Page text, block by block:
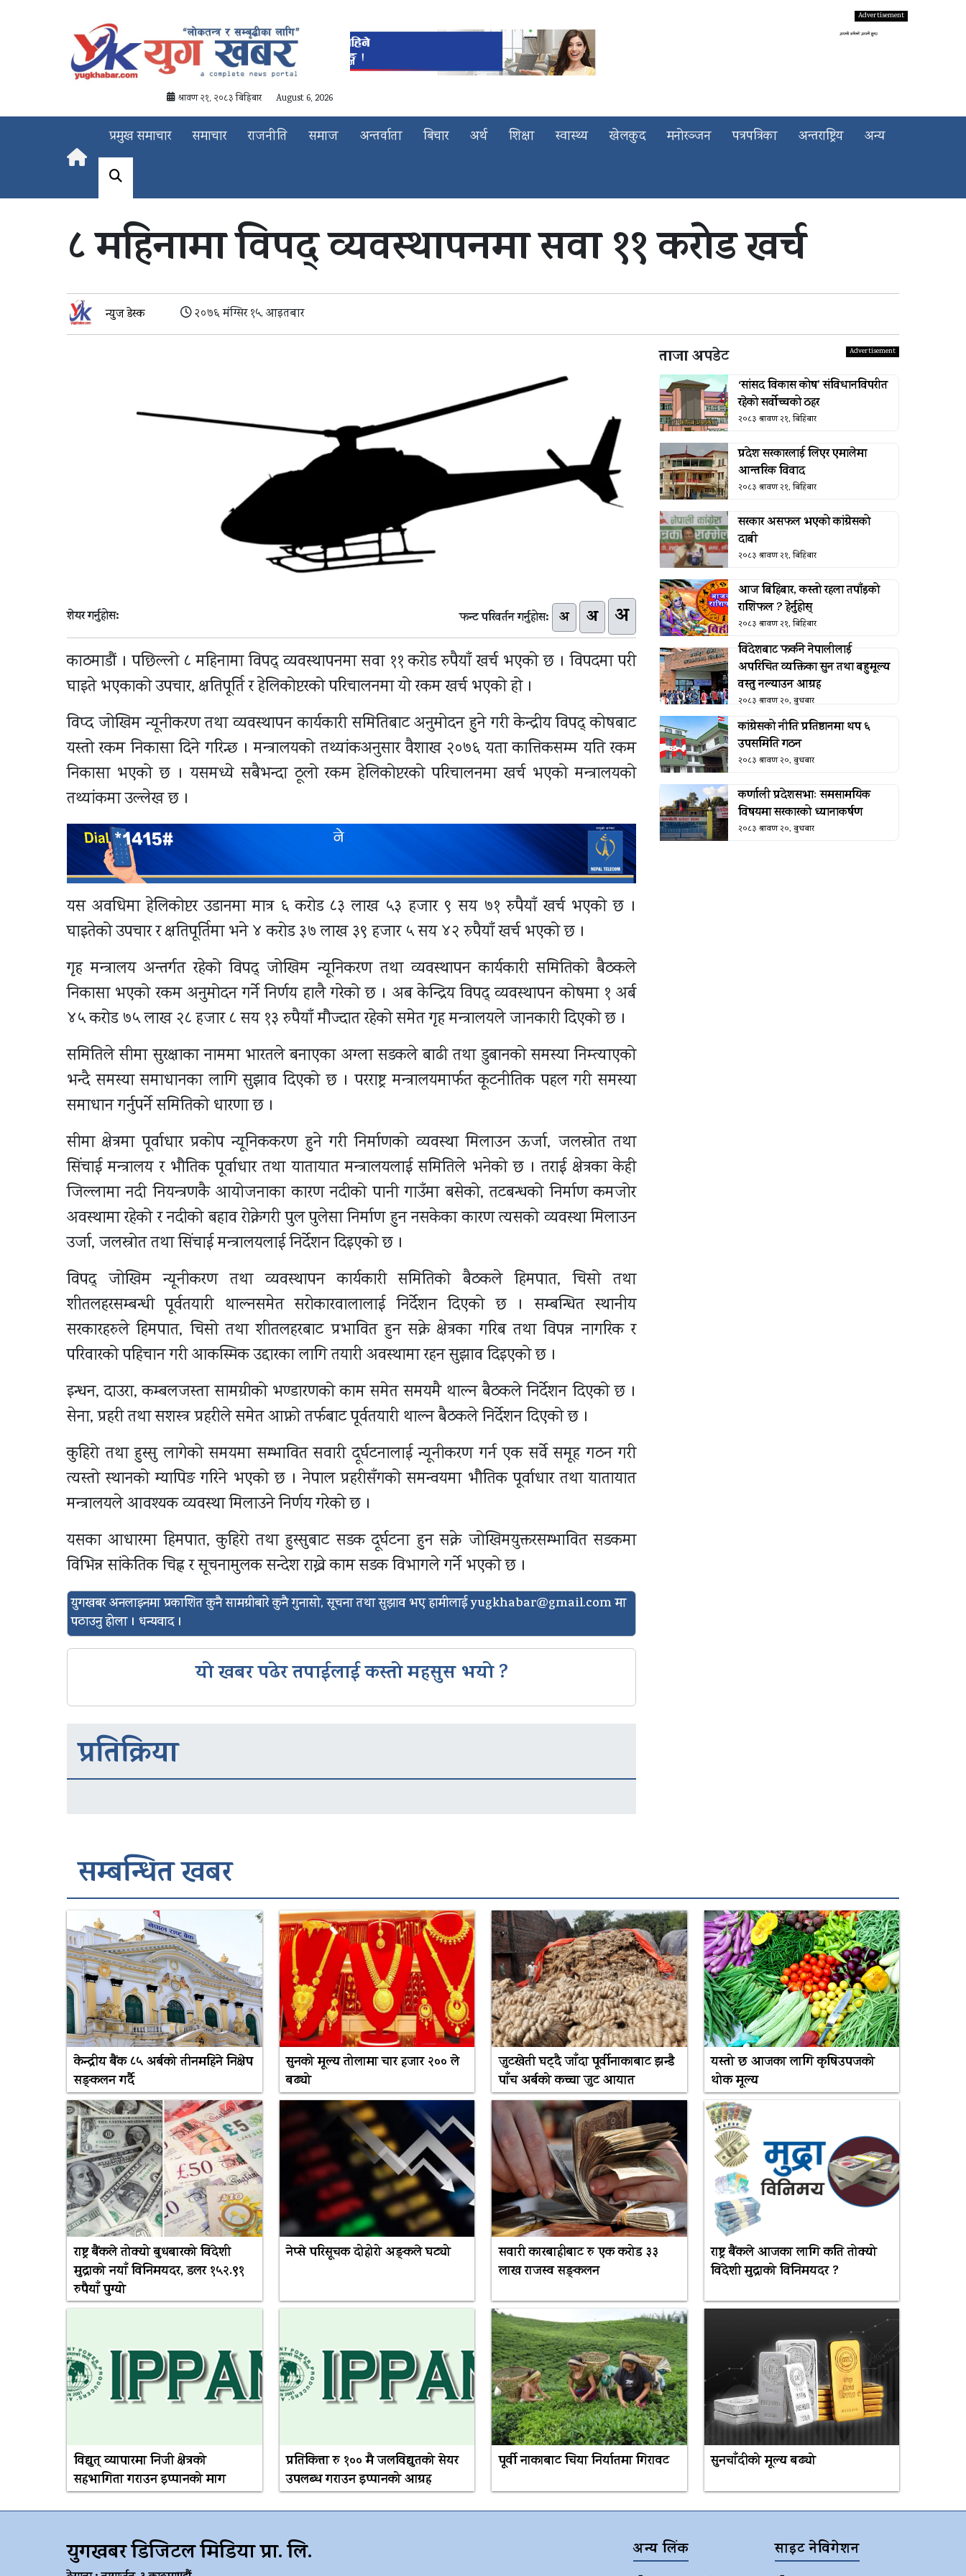
श्रावण २१, २०८३ बिहिबार August 6, 2026
प्रमुख समाचार समाचार राजनीति समाज अन्तर्वाता बिचार अर्थ शिक्षा स्वास्थ्य खेलकुद मनोरञ्जन पत्रपत्रिका अन्तराष्ट्रिय अन्य
८ महिनामा विपद् व्यवस्थापनमा सवा ११ करोड खर्च
न्युज डेस्क २०७६ मंग्सिर १५, आइतबार
शेयर गर्नुहोस: फन्ट परिवर्तन गर्नुहोस: अ अ अ
काठमाडौं । पछिल्लो ८ महिनामा विपद् व्यवस्थापनमा सवा ११ करोड रुपैयाँ खर्च भएको छ । विपदमा परी
घाइते भएकाको उपचार, क्षतिपूर्ति र हेलिकोप्टरको परिचालनमा यो रकम खर्च भएको हो ।
विप्द जोखिम न्यूनीकरण तथा व्यवस्थापन कार्यकारी समितिबाट अनुमोदन हुने गरी केन्द्रीय विपद् कोषबाट
यस्तो रकम निकासा दिने गरिन्छ । मन्त्रालयको तथ्यांकअनुसार वैशाख २०७६ यता कात्तिकसम्म यति रकम
निकासा भएको छ । यसमध्ये सबैभन्दा ठूलो रकम हेलिकोप्टरको परिचालनमा खर्च भएको मन्त्रालयको
तथ्यांकमा उल्लेख छ ।
यस अवधिमा हेलिकोप्टर उडानमा मात्र ६ करोड ८३ लाख ५३ हजार ९ सय ७१ रुपैयाँ खर्च भएको छ ।
घाइतेको उपचार र क्षतिपूर्तिमा भने ४ करोड ३७ लाख ३९ हजार ५ सय ४२ रुपैयाँ खर्च भएको छ ।
गृह मन्त्रालय अन्तर्गत रहेको विपद् जोखिम न्यूनिकरण तथा व्यवस्थापन कार्यकारी समितिको बैठकले
निकासा भएको रकम अनुमोदन गर्ने निर्णय हालै गरेको छ । अब केन्द्रिय विपद् व्यवस्थापन कोषमा १ अर्ब
४५ करोड ७५ लाख २८ हजार ८ सय १३ रुपैयाँ मौज्दात रहेको समेत गृह मन्त्रालयले जानकारी दिएको छ ।
समितिले सीमा सुरक्षाका नाममा भारतले बनाएका अग्ला सडकले बाढी तथा डुबानको समस्या निम्त्याएको
भन्दै समस्या समाधानका लागि सुझाव दिएको छ । परराष्ट्र मन्त्रालयमार्फत कूटनीतिक पहल गरी समस्या
समाधान गर्नुपर्ने समितिको धारणा छ ।
सीमा क्षेत्रमा पूर्वाधार प्रकोप न्यूनिककरण हुने गरी निर्माणको व्यवस्था मिलाउन ऊर्जा, जलस्रोत तथा
सिंचाई मन्त्रालय र भौतिक पूर्वाधार तथा यातायात मन्त्रालयलाई समितिले भनेको छ । तराई क्षेत्रका केही
जिल्लामा नदी नियन्त्रणकै आयोजनाका कारण नदीको पानी गाउँमा बसेको, तटबन्धको निर्माण कमजोर
अवस्थामा रहेको र नदीको बहाव रोक्नेगरी पुल पुलेसा निर्माण हुन नसकेका कारण त्यसको व्यवस्था मिलाउन
उर्जा, जलस्रोत तथा सिंचाई मन्त्रालयलाई निर्देशन दिइएको छ ।
विपद् जोखिम न्यूनीकरण तथा व्यवस्थापन कार्यकारी समितिको बैठकले हिमपात, चिसो तथा
शीतलहरसम्बन्धी पूर्वतयारी थाल्नसमेत सरोकारवालालाई निर्देशन दिएको छ । सम्बन्धित स्थानीय
सरकारहरुले हिमपात, चिसो तथा शीतलहरबाट प्रभावित हुन सक्ने क्षेत्रका गरिब तथा विपन्न नागरिक र
परिवारको पहिचान गरी आकस्मिक उद्दारका लागि तयारी अवस्थामा रहन सुझाव दिइएको छ ।
इन्धन, दाउरा, कम्बलजस्ता सामग्रीको भण्डारणको काम समेत समयमै थाल्न बैठकले निर्देशन दिएको छ ।
सेना, प्रहरी तथा सशस्त्र प्रहरीले समेत आफ्नो तर्फबाट पूर्वतयारी थाल्न बैठकले निर्देशन दिएको छ ।
कुहिरो तथा हुस्सु लागेको समयमा सम्भावित सवारी दूर्घटनालाई न्यूनीकरण गर्न एक सर्वे समूह गठन गरी
त्यस्तो स्थानको म्यापिङ गरिने भएको छ । नेपाल प्रहरीसँगको समन्वयमा भौतिक पूर्वाधार तथा यातायात
मन्त्रालयले आवश्यक व्यवस्था मिलाउने निर्णय गरेको छ ।
यसका आधारमा हिमपात, कुहिरो तथा हुस्सुबाट सडक दूर्घटना हुन सक्ने जोखिमयुक्तरसम्भावित सडकमा
विभिन्न सांकेतिक चिह्न र सूचनामुलक सन्देश राख्ने काम सडक विभागले गर्ने भएको छ ।
युगखबर अनलाइनमा प्रकाशित कुनै सामग्रीबारे कुनै गुनासो, सूचना तथा सुझाव भए हामीलाईyugkhabar@gmail.comमा
पठाउनु होला । धन्यवाद ।
यो खबर पढेर तपाईलाई कस्तो महसुस भयो ?
प्रतिक्रिया
ताजा अपडेट
‘सांसद विकास कोष’ संविधानविपरीत
रहेको सर्वोच्चको ठहर
२०८३ श्रावण २१, बिहिबार
प्रदेश सरकारलाई लिएर एमालेमा
आन्तरिक विवाद
२०८३ श्रावण २१, बिहिबार
सरकार असफल भएको कांग्रेसको
दाबी
२०८३ श्रावण २१, बिहिबार
आज बिहिबार, कस्तो रहला तपाँइको
राशिफल ? हेर्नुहोस्
२०८३ श्रावण २१, बिहिबार
विदेशबाट फर्कने नेपालीलाई
अपरिचित व्यक्तिका सुन तथा बहुमूल्य
वस्तु नल्याउन आग्रह
२०८३ श्रावण २०, बुधबार
कांग्रेसको नीति प्रतिष्ठानमा थप ६
उपसमिति गठन
२०८३ श्रावण २०, बुधबार
कर्णाली प्रदेशसभाः समसामयिक
विषयमा सरकारको ध्यानाकर्षण
२०८३ श्रावण २०, बुधबार
सम्बन्धित खबर
केन्द्रीय बैंक ८५ अर्बको तीनमहिने निक्षेप
सङ्कलन गर्दै
सुनको मूल्य तोलामा चार हजार २०० ले
बढ्यो
जुटखेती घट्दै जाँदा पूर्वीनाकाबाट झन्डै
पाँच अर्बको कच्चा जुट आयात
यस्तो छ आजका लागि कृषिउपजको
थोक मूल्य
राष्ट्र बैंकले तोक्यो बुधबारको विदेशी
मुद्राको नयाँ विनिमयदर, डलर १५२.९१
रुपैयाँ पुग्यो
नेप्से परिसूचक दोहोरो अङ्कले घट्यो
सवारी कारबाहीबाट रु एक करोड ३३
लाख राजस्व सङ्कलन
राष्ट्र बैंकले आजका लागि कति तोक्यो
विदेशी मुद्राको विनिमयदर ?
विद्युत् व्यापारमा निजी क्षेत्रको
सहभागिता गराउन इप्पानको माग
प्रतिकित्ता रु १०० मै जलविद्युतको सेयर
उपलब्ध गराउन इप्पानको आग्रह
पूर्वी नाकाबाट चिया निर्यातमा गिरावट सुनचाँदीको मूल्य बढ्यो
युगखबर डिजिटल मिडिया प्रा. लि. अन्य लिंक साइट नेविगेशन